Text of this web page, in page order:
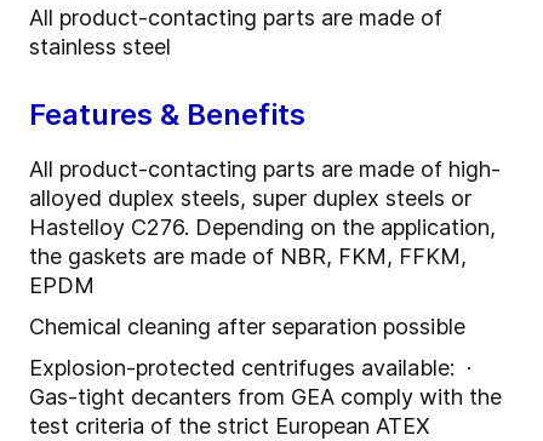
All product-contacting parts are made of
stainless steel
Features & Benefits
All product-contacting parts are made of high-
alloyed duplex steels, super duplex steels or
Hastelloy C276. Depending on the application,
the gaskets are made of NBR, FKM, FFKM,
EPDM
Chemical cleaning after separation possible
Explosion-protected centrifuges available: ·
Gas-tight decanters from GEA comply with the
test criteria of the strict European ATEX